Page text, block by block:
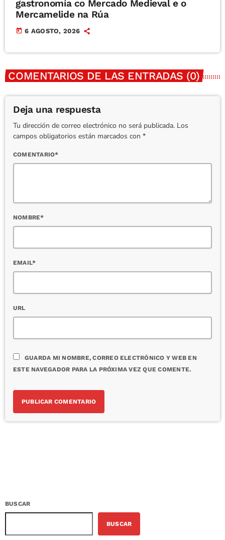
gastronomía co Mercado Medieval e o
Mercamelide na Rúa
today 6 AGOSTO, 2026
COMENTARIOS DE LAS ENTRADAS (0)
Deja una respuesta
Tu dirección de correo electrónico no será publicada. Los
campos obligatorios están marcados con *
COMENTARIO*
NOMBRE*
EMAIL*
URL
GUARDA MI NOMBRE, CORREO ELECTRÓNICO Y WEB EN
ESTE NAVEGADOR PARA LA PRÓXIMA VEZ QUE COMENTE.
BUSCAR
BUSCAR